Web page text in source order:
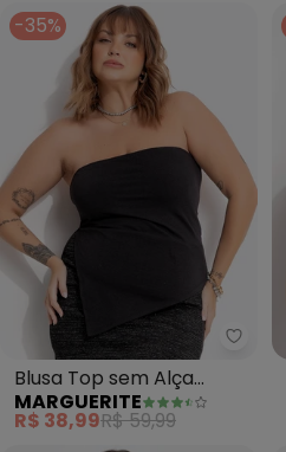
-35%
Blusa Top sem Alça
(Preto) em Cotton
MARGUERITE
R$ 38,99R$ 59,99